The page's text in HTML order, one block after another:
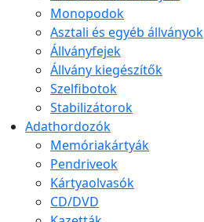
Monopodok
Asztali és egyéb állványok
Állványfejek
Állvány kiegészítők
Szelfibotok
Stabilizátorok
Adathordozók
Memóriakártyák
Pendriveok
Kártyaolvasók
CD/DVD